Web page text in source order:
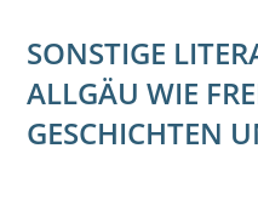
SONSTIGE
ALLGÄU WIE
GESCHICHTEN